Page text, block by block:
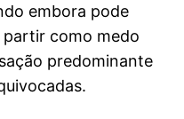
embora pode
como medo
predominante